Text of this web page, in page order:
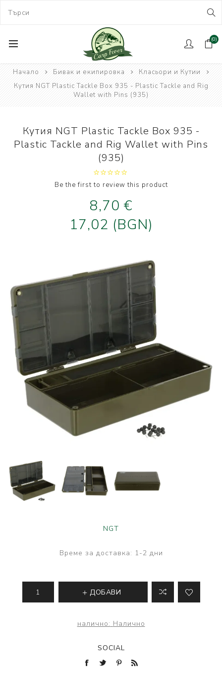
(0)
Начало Бивак и екипировка
Класьори и Кутии
Кутия NGT Plastic Tackle Box 935 - Plastic Tackle and Rig
Wallet with Pins (935)
Кутия NGT Plastic Tackle Box 935 -
Plastic Tackle and Rig Wallet with Pins
(935)
Be the first to review this product
8,70 €
17,02 (BGN)
NGT
Време за доставка: 1-2 дни
ДОБАВИ
налично: Налично
SOCIAL